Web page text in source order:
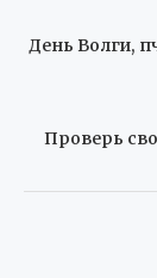
День Волги,
Проверь